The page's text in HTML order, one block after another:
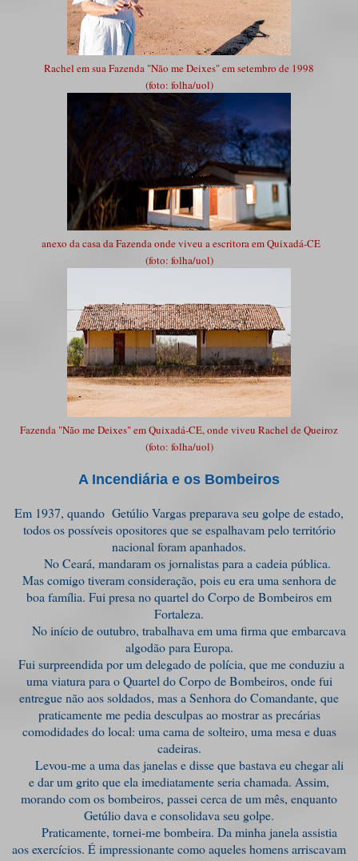
Rachel em sua Fazenda "Não me Deixes" em setembro de 1998
(foto: folha/uol)
anexo da casa da Fazenda onde viveu a escritora em Quixadá-CE
(foto: folha/uol)
Fazenda "Não me Deixes" em Quixadá-CE, onde viveu Rachel de Queiroz
(foto: folha/uol)
A Incendiária e os Bombeiros
Em 1937, quando Getúlio Vargas preparava seu golpe de estado,
todos os possíveis opositores que se espalhavam pelo território
nacional foram apanhados.
No Ceará, mandaram os jornalistas para a cadeia pública.
Mas comigo tiveram consideração, pois eu era uma senhora de
boa família. Fui presa no quartel do Corpo de Bombeiros em
Fortaleza.
No início de outubro, trabalhava em uma firma que embarcava
algodão para Europa.
Fui surpreendida por um delegado de polícia, que me conduziu a
uma viatura para o Quartel do Corpo de Bombeiros, onde fui
entregue não aos soldados, mas a Senhora do Comandante, que
praticamente me pedia desculpas ao mostrar as precárias
comodidades do local: uma cama de solteiro, uma mesa e duas
cadeiras.
Levou-me a uma das janelas e disse que bastava eu chegar ali
e dar um grito que ela imediatamente seria chamada. Assim,
morando com os bombeiros, passei cerca de um mês, enquanto
Getúlio dava e consolidava seu golpe.
Praticamente, tornei-me bombeira. Da minha janela assistia
aos exercícios. É impressionante como aqueles homens arriscavam